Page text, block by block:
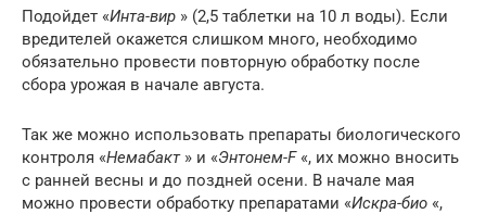
Подойдет «Инта-вир » (2,5 таблетки на 10 л воды). Если
вредителей окажется слишком много, необходимо
обязательно провести повторную обработку после
сбора урожая в начале августа.
Так же можно использовать препараты биологического
контроля «Немабакт» и «Энтонем-F«, их можно вносить
с ранней весны и до поздней осени. В начале мая
можно провести обработку препаратами «Искра-био «,